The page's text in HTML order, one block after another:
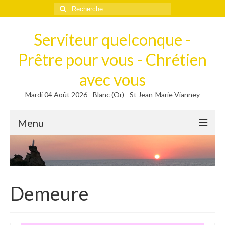
Rechercher
:
Serviteur quelconque -
Prêtre pour vous - Chrétien
avec vous
Mardi 04 Août 2026 - Blanc (Or) - St Jean-Marie Vianney
Menu
Méditer
Homélies, Poèmes
Homélies
Homélies de Mariages
Demeure